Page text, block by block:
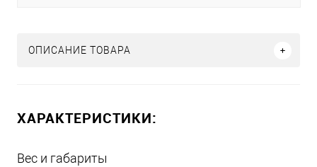
ОПИСАНИЕ ТОВАРА
ХАРАКТЕРИСТИКИ:
Вес и габариты